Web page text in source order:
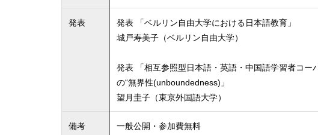
発表
発表 「ベルリン自由大学における日本語教育」
城戸寿美子（ベルリン自由大学）
発表 「相互参照型日本語・英語・中国語学習者コー
の“無界性(unboundedness)」
望月圭子（東京外国語大学）
備考 一般公開・参加費無料